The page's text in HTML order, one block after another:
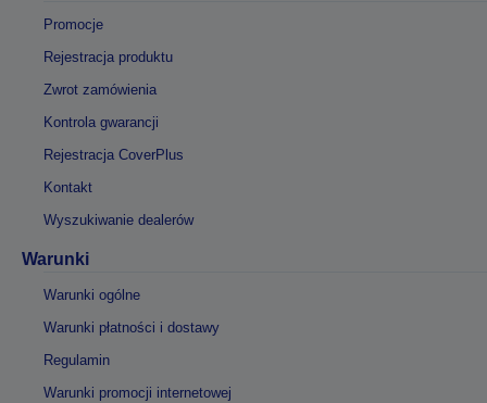
Promocje
Rejestracja produktu
Zwrot zamówienia
Kontrola gwarancji
Rejestracja CoverPlus
Kontakt
Wyszukiwanie dealerów
Warunki
Warunki ogólne
Warunki płatności i dostawy
Regulamin
Warunki promocji internetowej